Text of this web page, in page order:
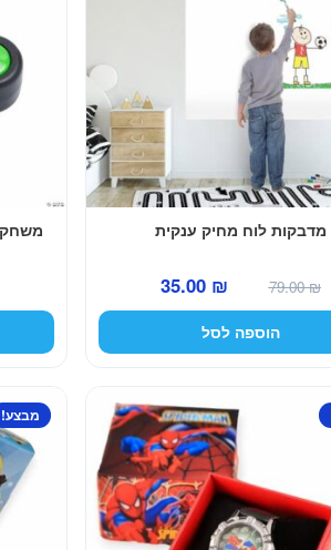
מדבקות לוח מחיק ענקית
79.00₪
המחיר
המקורי
היה:
35.00 ₪
המחיר
הנוכחי
הוספה לסל
משחק
מבצע!